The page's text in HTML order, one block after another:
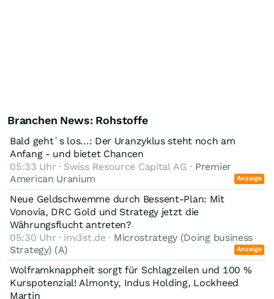
Branchen News: Rohstoffe
Bald geht´s los...: Der Uranzyklus steht noch am
Anfang - und bietet Chancen
05:33 Uhr · Swiss Resource Capital AG · Premier
American Uranium
Anzeige
Neue Geldschwemme durch Bessent-Plan: Mit
Vonovia, DRC Gold und Strategy jetzt die
Währungsflucht antreten?
05:30 Uhr · inv3st.de · Microstrategy (Doing business
Strategy) (A)
Anzeige
Wolframknappheit sorgt für Schlagzeilen und 100 %
Kurspotenzial! Almonty, Indus Holding, Lockheed
Martin